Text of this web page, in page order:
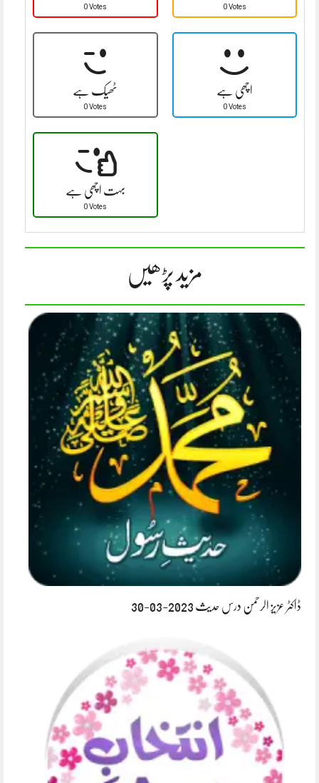
0 Votes 0 Votes
ٹھیک ہے
0 Votes
اچھی ہے
0 Votes
بہت اچھی ہے
0 Votes
مزید پڑھیں
ڈاکٹر عزیز الرحمن درس حدیث 2023-03-30